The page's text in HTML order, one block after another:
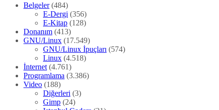
Belgeler(484)
E-Dergi (356)
E-Kitap (128)
Donanım (413)
GNU/Linux (17.549)
GNU/Linux İpuçları (574)
Linux (4.518)
İnternet (4.761)
Programlama (3.386)
Video (188)
Diğerleri (3)
Gimp (24)